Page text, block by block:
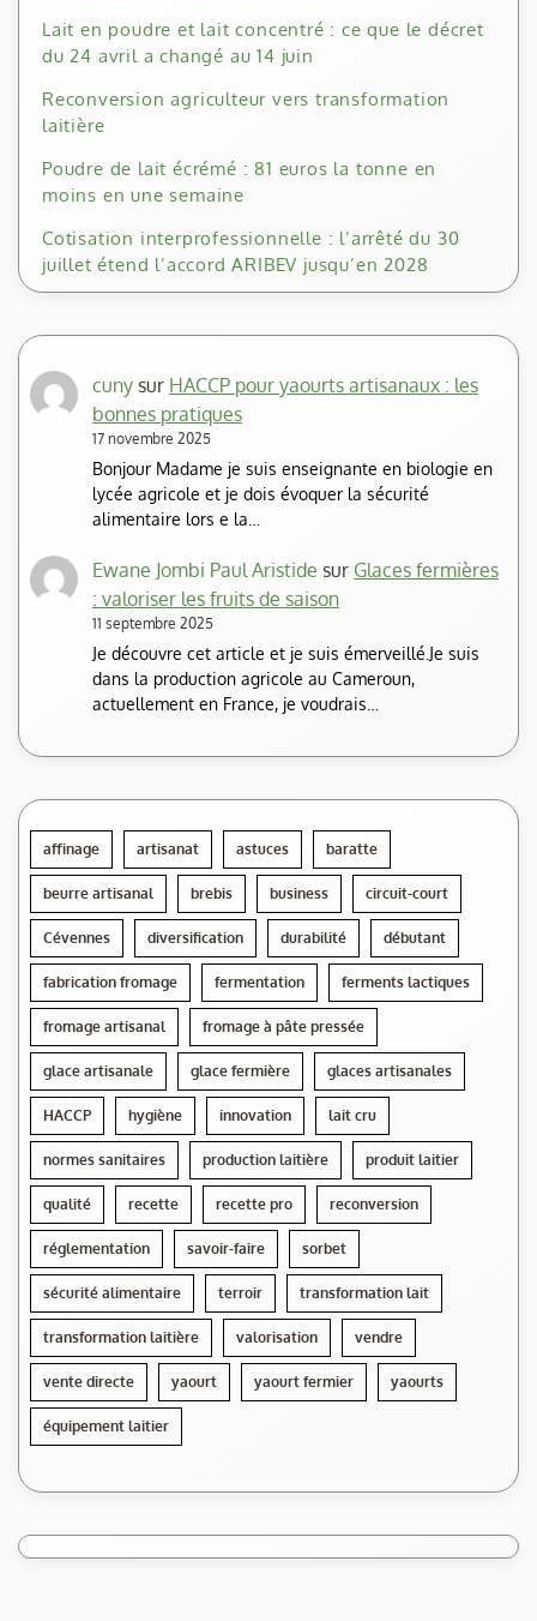
Lait en poudre et lait concentré : ce que le décret
du 24 avril a changé au 14 juin
Reconversion agriculteur vers transformation
laitière
Poudre de lait écrémé : 81 euros la tonne en
moins en une semaine
Cotisation interprofessionnelle : l’arrêté du 30
juillet étend l’accord ARIBEV jusqu’en 2028
cuny sur HACCP pour yaourts artisanaux : les
bonnes pratiques
17 novembre 2025
Bonjour Madame je suis enseignante en biologie en
lycée agricole et je dois évoquer la sécurité
alimentaire lors e la…
Ewane Jombi Paul Aristide sur Glaces fermières
: valoriser les fruits de saison
11 septembre 2025
Je découvre cet article et je suis émerveillé.Je suis
dans la production agricole au Cameroun,
actuellement en France, je voudrais…
affinage artisanat astuces baratte
beurre artisanal brebis business circuit-court
Cévennes diversification durabilité débutant
fabrication fromage fermentation ferments lactiques
fromage artisanal fromage à pâte pressée
glace artisanale glace fermière glaces artisanales
HACCP hygiène innovation lait cru
normes sanitaires production laitière produit laitier
qualité recette recette pro reconversion
réglementation savoir-faire sorbet
sécurité alimentaire terroir transformation lait
transformation laitière valorisation vendre
vente directe yaourt yaourt fermier yaourts
équipement laitier